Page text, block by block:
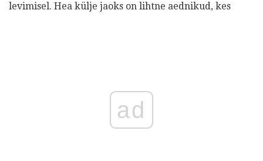
levimisel. Hea külje jaoks on lihtne aednikud, kes
ad